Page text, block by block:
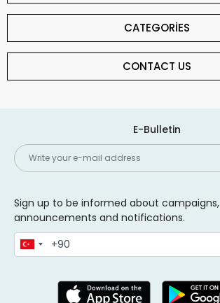
CATEGORİES
CONTACT US
E-Bulletin
Sign up to be informed about campaigns,
announcements and notifications.